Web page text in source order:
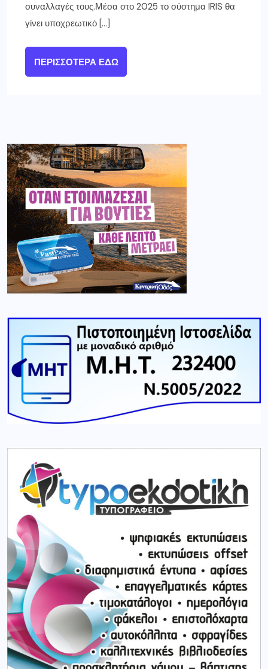
συναλλαγές τους.Μέσα στο 2025 το σύστημα IRIS θα
γίνει υποχρεωτικό […]
ΠΕΡΙΣΣΌΤΕΡΑ ΕΔΏ